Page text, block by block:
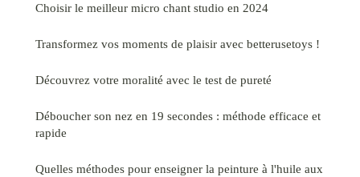
Choisir le meilleur micro chant studio en 2024
Transformez vos moments de plaisir avec betterusetoys !
Découvrez votre moralité avec le test de pureté
Déboucher son nez en 19 secondes : méthode efficace et
rapide
Quelles méthodes pour enseigner la peinture à l'huile aux